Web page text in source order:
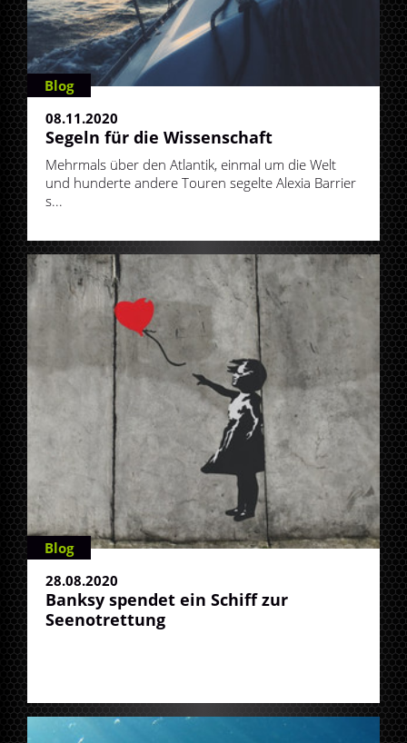
Blog
08.11.2020
Segeln für die Wissenschaft
Mehrmals über den Atlantik, einmal um die Welt
und hunderte andere Touren segelte Alexia Barrier
s...
Blog
28.08.2020
Banksy spendet ein Schiff zur
Seenotrettung